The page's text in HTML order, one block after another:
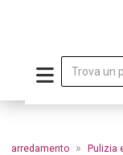
e arredamento » Pulizia